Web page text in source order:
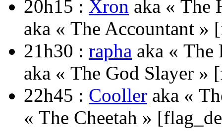
20h15 : Xron aka « The
aka « The Accountant »
21h30 : rapha aka «
aka « The God Slayer »
22h45 : Cooller aka «
« The Cheetah »